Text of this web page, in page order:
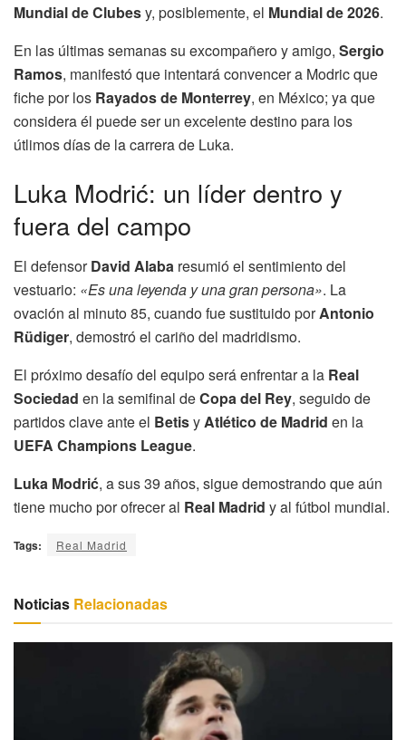
Mundial de Clubesy, posiblemente, el Mundial de 2026.
En las últimas semanas su excompañero y amigo, Sergio
Ramos, manifestó que intentará convencer a Modric que
fiche por los Rayados de Monterrey, en México; ya que
considera él puede ser un excelente destino para los
útlimos días de la carrera de Luka.
Luka Modrić: un líder dentro y
fuera del campo
El defensorDavid Alaba resumió el sentimiento del
vestuario: «Es una leyenda y una gran persona». La
ovación al minuto 85, cuando fue sustituido porAntonio
Rüdiger, demostró el cariño del madridismo.
El próximo desafío del equipo será enfrentar a la Real
Sociedad en la semifinal deCopa del Rey, seguido de
partidos clave ante el BetisyAtlético de Madrid en la
UEFA Champions League.
Luka Modrić, a sus 39 años, sigue demostrando que aún
tiene mucho por ofrecer al Real Madrid y al fútbol mundial.
Tags: Real Madrid
Noticias Relacionadas